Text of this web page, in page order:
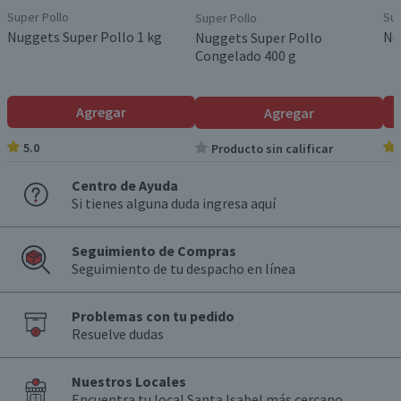
Super Pollo
Nuggets Super Pollo 1 kg
Agregar
5.0
Super Pollo
Nuggets Super Pollo
Congelado 400 g
Agregar
Producto sin calificar
Centro de Ayuda
Si tienes alguna duda ingresa aquí
Seguimiento de Compras
Seguimiento de tu despacho en línea
Problemas con tu pedido
Resuelve dudas
Nuestros Locales